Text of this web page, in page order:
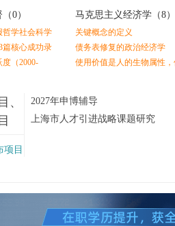
（0）
哲学社会科学
审？
篇核心成功录
老师的辛苦
（2000-
马克思主义经济学 （8）
关键概念的定义
债务表修复的政治经济学
使用价值是人的生物属性
、
项目
2027年申博辅导
上海市人才引进战略课题研究